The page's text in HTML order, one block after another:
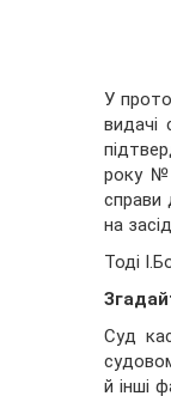
У
видачі
року №
справи
на
Тоді
Суд
й інші